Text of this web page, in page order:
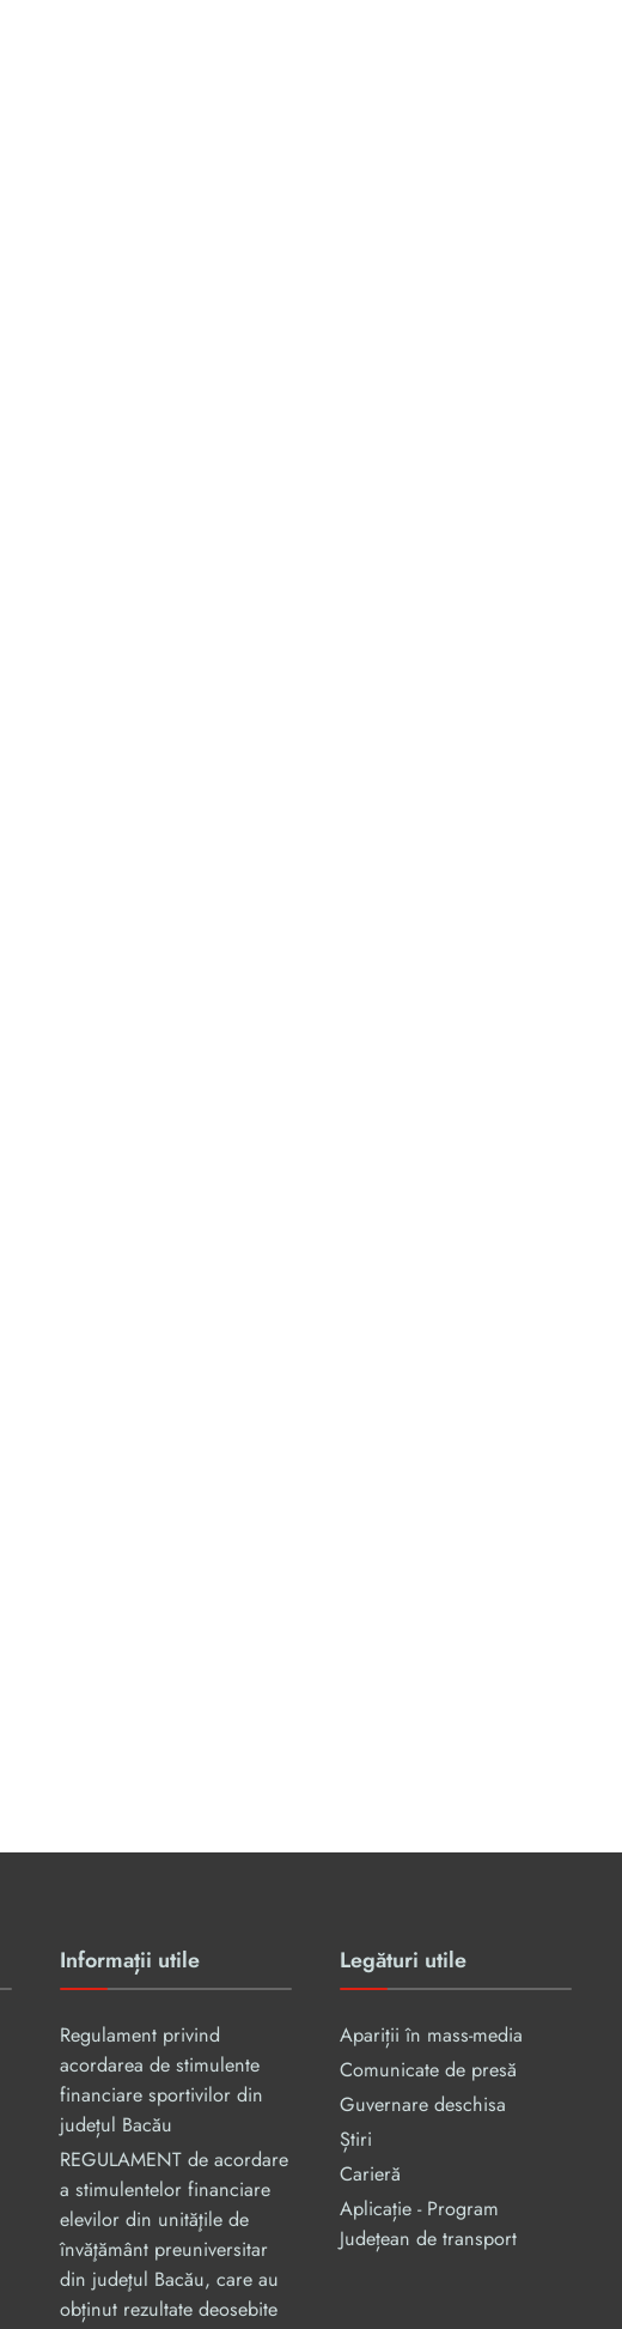
Informații utile
Regulament privind
acordarea de stimulente
financiare sportivilor din
județul Bacău
REGULAMENT de acordare
a stimulentelor financiare
elevilor din unităţile de
învăţământ preuniversitar
din judeţul Bacău, care au
obținut rezultate deosebite
Legături utile
Apariții în mass-media
Comunicate de presă
Guvernare deschisa
Știri
Carieră
Aplicație - Program
Județean de transport